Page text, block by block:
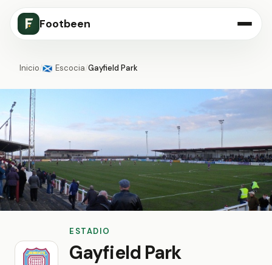
Footbeen
Inicio/🏴󠁧󠁢󠁳󠁣󠁴󠁿 Escocia/Gayfield Park
ESTADIO
Gayfield Park